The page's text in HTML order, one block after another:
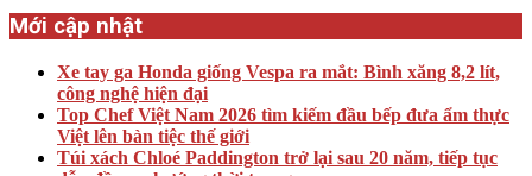
Mới cập nhật
Xe tay ga Honda giống Vespa ra mắt: Bình xăng 8,2 lít,
công nghệ hiện đại
Top Chef Việt Nam 2026 tìm kiếm đầu bếp đưa ẩm thực
Việt lên bàn tiệc thế giới
Túi xách Chloé Paddington trở lại sau 20 năm, tiếp tục